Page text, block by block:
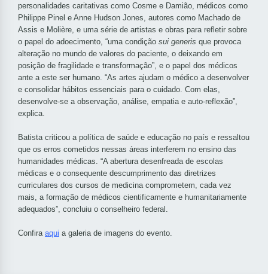
personalidades caritativas como Cosme e Damião, médicos como
Philippe Pinel e Anne Hudson Jones, autores como Machado de
Assis e Molière, e uma série de artistas e obras para refletir sobre
o papel do adoecimento, “uma condição sui generis que provoca
alteração no mundo de valores do paciente, o deixando em
posição de fragilidade e transformação”, e o papel dos médicos
ante a este ser humano. “As artes ajudam o médico a desenvolver
e consolidar hábitos essenciais para o cuidado. Com elas,
desenvolve-se a observação, análise, empatia e auto-reflexão”,
explica.
Batista criticou a política de saúde e educação no país e ressaltou
que os erros cometidos nessas áreas interferem no ensino das
humanidades médicas. “A abertura desenfreada de escolas
médicas e o consequente descumprimento das diretrizes
curriculares dos cursos de medicina comprometem, cada vez
mais, a formação de médicos cientificamente e humanitariamente
adequados”, concluiu o conselheiro federal.
Confira aqui a galeria de imagens do evento.